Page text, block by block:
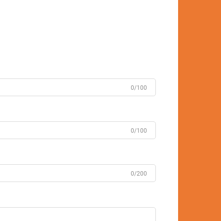
0/100
0/100
0/200